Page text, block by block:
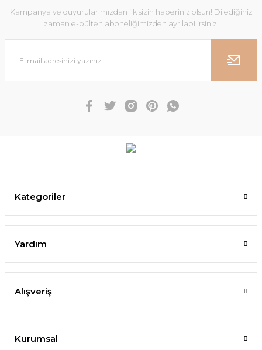
Kampanya ve duyurularımızdan ilk sizin haberiniz olsun! Dilediğiniz
zaman e-bülten aboneliğimizden ayrılabilirsiniz.
Kategoriler
Yardım
Alışveriş
Kurumsal